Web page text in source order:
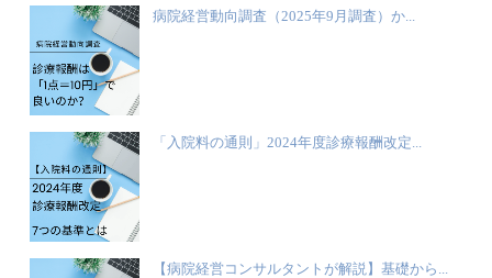
病院経営動向調査（2025年9月調査）か...
「入院料の通則」2024年度診療報酬改定...
【病院経営コンサルタントが解説】基礎から...